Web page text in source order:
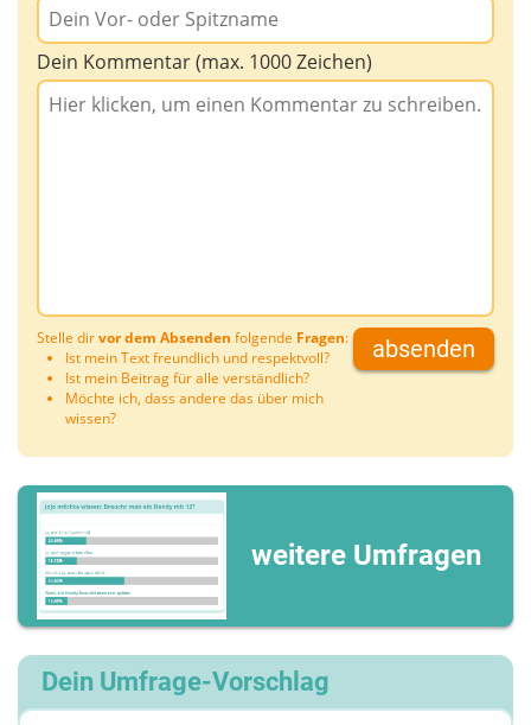
Dein Kommentar (max. 1000 Zeichen)
Stelle dirvor dem Absenden folgende Fragen:
Ist mein Text freundlich und respektvoll?
Ist mein Beitrag für alle verständlich?
Möchte ich, dass andere das über mich
wissen?
absenden
weitere Umfragen
Dein Umfrage-Vorschlag